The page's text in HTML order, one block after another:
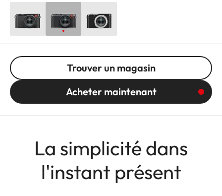
Trouver un magasin
Acheter maintenant
La simplicité dans
l'instant présent